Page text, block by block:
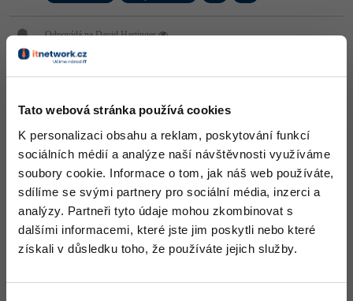
Tato webová stránka používá cookies
K personalizaci obsahu a reklam, poskytování funkcí
sociálních médií a analýze naší návštěvnosti využíváme
soubory cookie. Informace o tom, jak náš web používáte,
sdílíme se svými partnery pro sociální média, inzerci a
analýzy. Partneři tyto údaje mohou zkombinovat s
dalšími informacemi, které jste jim poskytli nebo které
získali v důsledku toho, že používáte jejich služby.
SEO specialista
Pro děti
Fórum
Kurzy e-commerce
Testování softwaru
Datová analýza
Kurzy designu
HTML/CSS -80%
Photoshop
Příběhy absolventů
Blog
Odpovídá na David Hartinger
same.Napr. Far Cry 2.
Nahoru Odpovědět